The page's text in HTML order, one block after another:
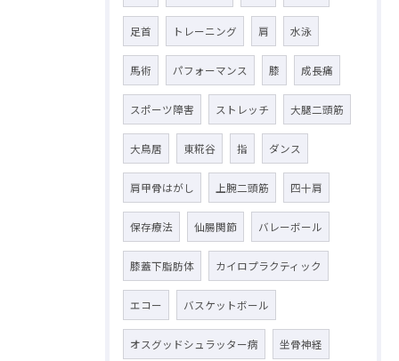
足首 トレーニング 肩 水泳
馬術 パフォーマンス 膝 成長痛
スポーツ障害 ストレッチ 大腿二頭筋
大鳥居 東糀谷 指 ダンス
肩甲骨はがし 上腕二頭筋 四十肩
保存療法 仙腸関節 バレーボール
膝蓋下脂肪体 カイロプラクティック
エコー バスケットボール
オスグッドシュラッター病 坐骨神経